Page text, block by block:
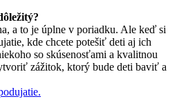
a to je úplne v poriadku. Ale keď si
kde chcete potešiť deti aj ich
so skúsenosťami a kvalitnou
zážitok, ktorý bude deti baviť a